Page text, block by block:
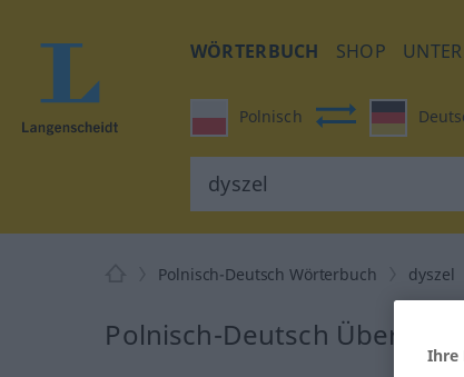
WÖRTERBUCH SHOP
Polnisch
Polnisch-Deutsch Wörterbuch dyszel
Polnisch-Deutsch
Ihre